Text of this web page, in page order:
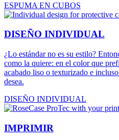
ESPUMA EN CUBOS
DISEÑO INDIVIDUAL
¿Lo estándar no es su estilo?
como la quiere: en el color que
acabado liso o texturizado e
desea.
DISEÑO INDIVIDUAL
IMPRIMIR